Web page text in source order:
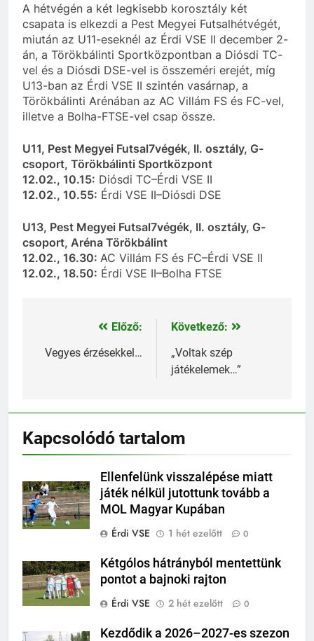
A hétvégén a két legkisebb korosztály két
csapata is elkezdi a Pest Megyei Futsalhétvégét,
miután az U11-eseknél az Érdi VSE II december 2-
án, a Törökbálinti Sportközpontban a Diósdi TC-
vel és a Diósdi DSE-vel is összeméri erejét, míg
U13-ban az Érdi VSE II szintén vasárnap, a
Törökbálinti Arénában az AC Villám FS és FC-vel,
illetve a Bolha-FTSE-vel csap össze.
U11, Pest Megyei Futsal7végék, II. osztály, G-
csoport, Törökbálinti Sportközpont
12.02., 10.15: Diósdi TC–Érdi VSE II
12.02., 10.55: Érdi VSE II–Diósdi DSE
U13, Pest Megyei Futsal7végék, II. osztály, G-
csoport, Aréna Törökbálint
12.02., 16.30: AC Villám FS és FC–Érdi VSE II
12.02., 18.50: Érdi VSE II–Bolha FTSE
Bejegyzés
navigáció
Előző:
Vegyes érzésekkel…
Következő:
„Voltak szép
játékelemek…”
Kapcsolódó tartalom
Ellenfelünk visszalépése miatt
játék nélkül jutottunk tovább a
MOL Magyar Kupában
Érdi VSE
1 hét ezelőtt 0
Kétgólos hátrányból mentettünk
pontot a bajnoki rajton
Érdi VSE
2 hét ezelőtt 0
Kezdődik a 2026–2027-es szezon